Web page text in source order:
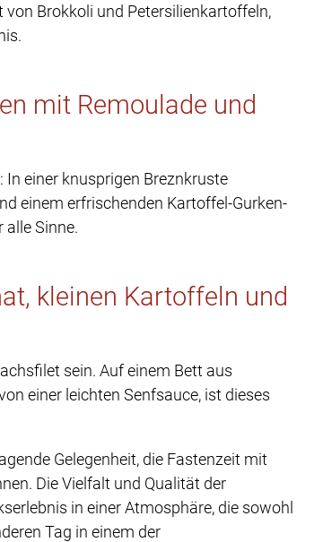
von Brokkoli und Petersilienkartoffeln,
mit Remoulade und
einer knusprigen Breznkruste
einem erfrischenden Kartoffel-Gurken-
alle Sinne.
kleinen Kartoffeln und
sein. Auf einem Bett aus
einer leichten Senfsauce, ist dieses
Gelegenheit, die Fastenzeit mit
Die Vielfalt und Qualität der
in einer Atmosphäre, die sowohl
Tag in einem der